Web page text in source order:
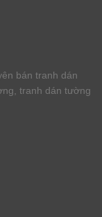
bán tranh dán
tranh dán tường